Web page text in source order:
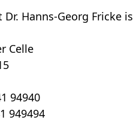
Dr. Hanns-Georg
Celle
94940
949494